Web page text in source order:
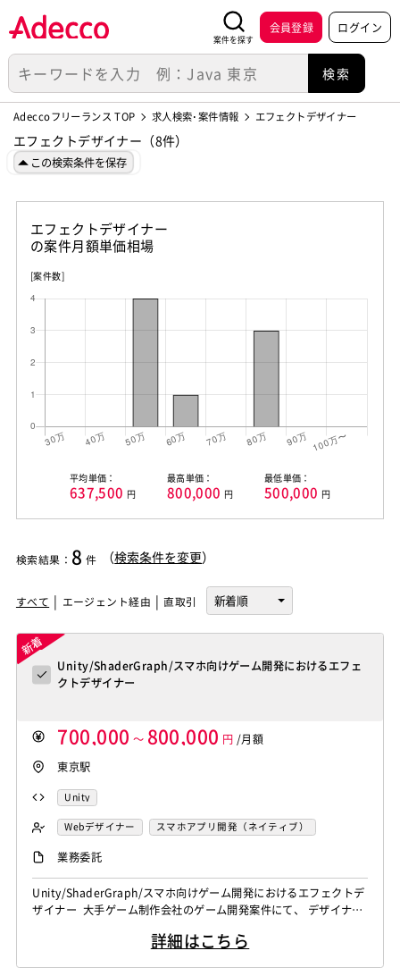
案件を探す
会員登録 ログイン
Adeccoフリーランス TOP 求人検索･案件情報 エフェクトデザイナー
エフェクトデザイナー（8件）
この検索条件を保存
エフェクトデザイナー
の案件月額単価相場
[案件数]
平均単価：
637,500 円
最高単価：
800,000 円
最低単価：
500,000 円
検索結果 ： 8 件 （検索条件を変更）
すべて エージェント経由 直取引
Unity/ShaderGraph/スマホ向けゲーム開発におけるエフェ
クトデザイナー
700,000 ～ 800,000 円 /月額
東京駅
Unity
Webデザイナー
スマホアプリ開発（ネイティブ）
エフェクトデザイナー
業務委託
Unity/ShaderGraph/スマホ向けゲーム開発におけるエフェクトデ
ザイナー 大手ゲーム制作会社のゲーム開発案件にて、 デザイナー
・エフェクトの定義 ・エフェクト構成要素の設計 ・使用タイミン
詳細はこちら